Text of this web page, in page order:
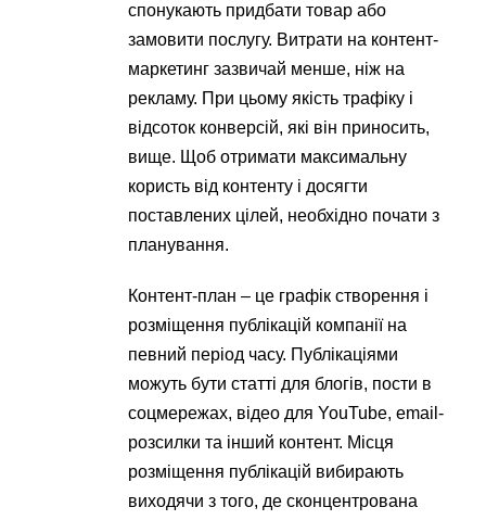
спонукають придбати товар або
замовити послугу. Витрати на контент-
маркетинг зазвичай менше, ніж на
рекламу. При цьому якість трафіку і
відсоток конверсій, які він приносить,
вище. Щоб отримати максимальну
користь від контенту і досягти
поставлених цілей, необхідно почати з
планування.
Контент-план – це графік створення і
розміщення публікацій компанії на
певний період часу. Публікаціями
можуть бути статті для блогів, пости в
соцмережах, відео для YouTube, email-
розсилки та інший контент. Місця
розміщення публікацій вибирають
виходячи з того, де сконцентрована